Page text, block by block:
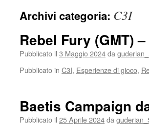
Archivi categoria: C3I
Rebel Fury (GMT)
Pubblicato il 3 Maggio 2024da
Pubblicato in C3I, Esperienze di gioco,
Baetis Campaign
Pubblicato il 25 Aprile 2024da